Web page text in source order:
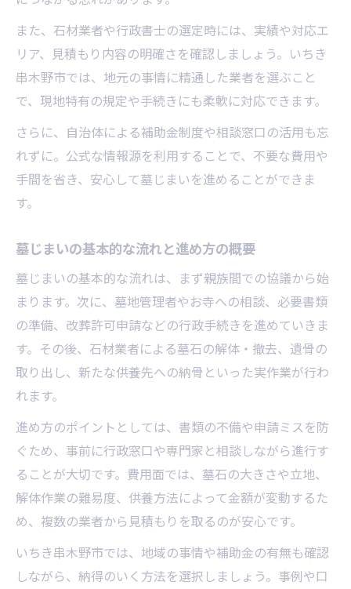
また、石材業者や行政書士の選定時には、実績や対応エ
リア、見積もり内容の明確さを確認しましょう。いちき
串木野市では、地元の事情に精通した業者を選ぶこと
で、現地特有の規定や手続きにも柔軟に対応できます。
さらに、自治体による補助金制度や相談窓口の活用も忘
れずに。公式な情報源を利用することで、不要な費用や
手間を省き、安心して墓じまいを進めることができま
す。
墓じまいの基本的な流れと進め方の概要
墓じまいの基本的な流れは、まず親族間での協議から始
まります。次に、墓地管理者やお寺への相談、必要書類
の準備、改葬許可申請などの行政手続きを進めていきま
す。その後、石材業者による墓石の解体・撤去、遺骨の
取り出し、新たな供養先への納骨といった実作業が行わ
れます。
進め方のポイントとしては、書類の不備や申請ミスを防
ぐため、事前に行政窓口や専門家と相談しながら進行す
ることが大切です。費用面では、墓石の大きさや立地、
解体作業の難易度、供養方法によって金額が変動するた
め、複数の業者から見積もりを取るのが安心です。
いちき串木野市では、地域の事情や補助金の有無も確認
しながら、納得のいく方法を選択しましょう。事例や口